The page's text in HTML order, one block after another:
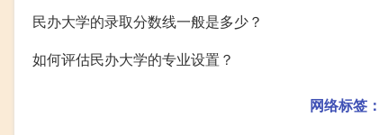
民办大学的录取分数线一般是多少？
如何评估民办大学的专业设置？
网络标签：